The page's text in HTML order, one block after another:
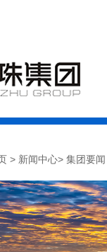
> 新闻中心> 集团要闻